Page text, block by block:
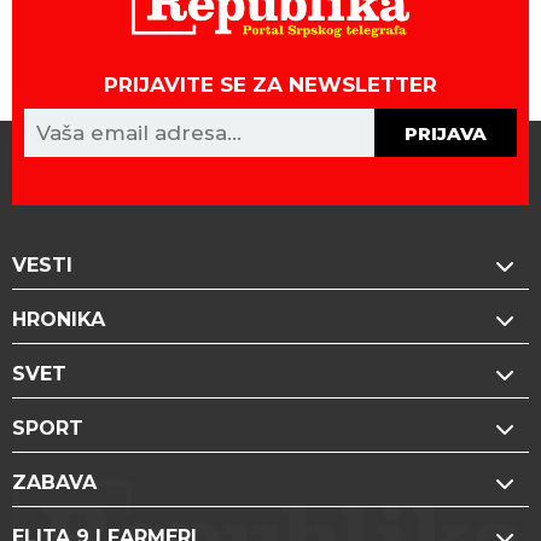
PRIJAVITE SE ZA NEWSLETTER
PRIJAVA
VESTI
HRONIKA
SVET
SPORT
ZABAVA